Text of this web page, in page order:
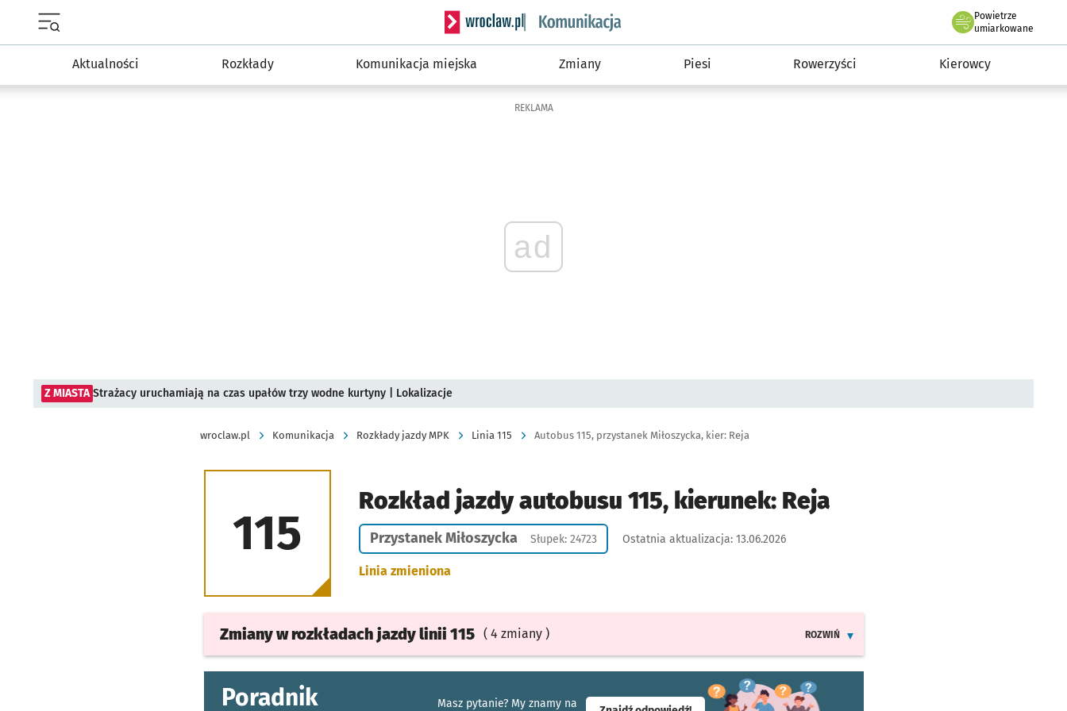
Serwis informacyjny wroclaw.pl podserwis: Komunikacja
Powietrze
we Wrocławiu
umiarkowane
Aktualności Rozkłady Komunikacja miejska Zmiany Piesi Rowerzyści Kierowcy
REKLAMA
ad
Z MIASTA Strażacy uruchamiają na czas upałów trzy wodne kurtyny | Lokalizacje
wroclaw.pl Komunikacja Rozkłady jazdy MPK Linia 115 Autobus 115, przystanek Miłoszycka, kier: Reja
115
Rozkład jazdy autobusu 115, kierunek: Reja
Przystanek Miłoszycka Słupek: 24723 Ostatnia aktualizacja: 13.06.2026
Linia zmieniona
Zmiany w rozkładach jazdylinii 115 ( 4 zmiany )
ROZWIŃ
Poradnik
Masz pytanie? My znamy na